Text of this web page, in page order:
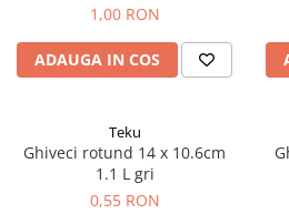
fragute
leustean
1,00 RON
ADAUGA IN COS
Teku
Ghiveci rotund 14 x 10.6cm
1.1 L gri
0,55 RON